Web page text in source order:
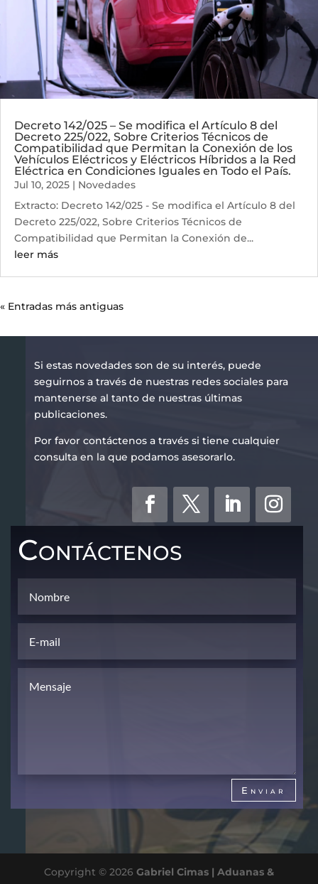
Decreto 142/025 – Se modifica el Artículo 8 del
Decreto 225/022, Sobre Criterios Técnicos de
Compatibilidad que Permitan la Conexión de los
Vehículos Eléctricos y Eléctricos Híbridos a la Red
Eléctrica en Condiciones Iguales en Todo el País.
Jul 10, 2025 | Novedades
Extracto: Decreto 142/025 - Se modifica el Artículo 8 del
Decreto 225/022, Sobre Criterios Técnicos de
Compatibilidad que Permitan la Conexión de...
leer más
« Entradas más antiguas
Si estas novedades son de su interés, puede
seguirnos a través de nuestras redes sociales para
mantenerse al tanto de nuestras últimas
publicaciones.
Por favor contáctenos a través si tiene cualquier
consulta en la que podamos asesorarlo.
Contáctenos
Enviar
Copyright © 2026 Gabriel Cimas | Aduanas &